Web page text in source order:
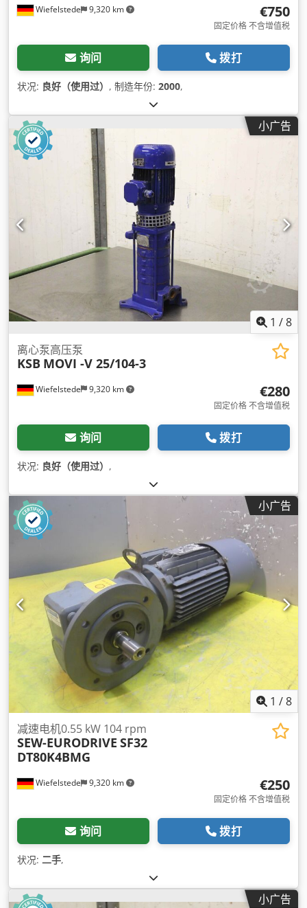
Wiefelstede 9,320 km €750
固定价格 不含增值税
询问 拨打
状况: 良好（使用过） , 制造年份: 2000,
小广告
1 /8
Wiefelstede 9,320 km
离心泵高压泵
KSB MOVI -V 25/104-3
€280
固定价格 不含增值税
询问 拨打
状况: 良好（使用过） ,
小广告
1 /8
Wiefelstede 9,320 km
减速电机0.55 kW 104 rpm
SEW-EURODRIVE SF32
DT80K4BMG
€250
固定价格 不含增值税
询问 拨打
状况: 二手,
小广告